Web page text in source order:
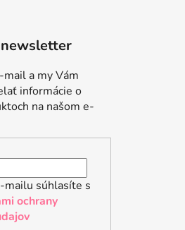
a my Vám
informácie o
na našom e-
mailu súhlasíte s
ochrany